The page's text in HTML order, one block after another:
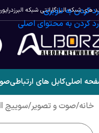
رد کردن به ناوبری
رد کردن به محتوای اصلی
های شبکه البرزگارانتی شبکه البرز
اصلیکابل های ارتباطی
خانه/صوت و تصویر/سوییچ HDMI